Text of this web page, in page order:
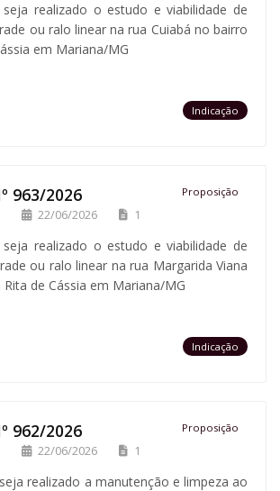
seja realizado o estudo e viabilidade de
ou ralo linear na rua Cuiabá no bairro
em Mariana/MG
Indicação
963/2026 Proposição
22/06/2026 1
seja realizado o estudo e viabilidade de
ou ralo linear na rua Margarida Viana
de Cássia em Mariana/MG
Indicação
962/2026 Proposição
22/06/2026 1
realizado a manutenção e limpeza ao